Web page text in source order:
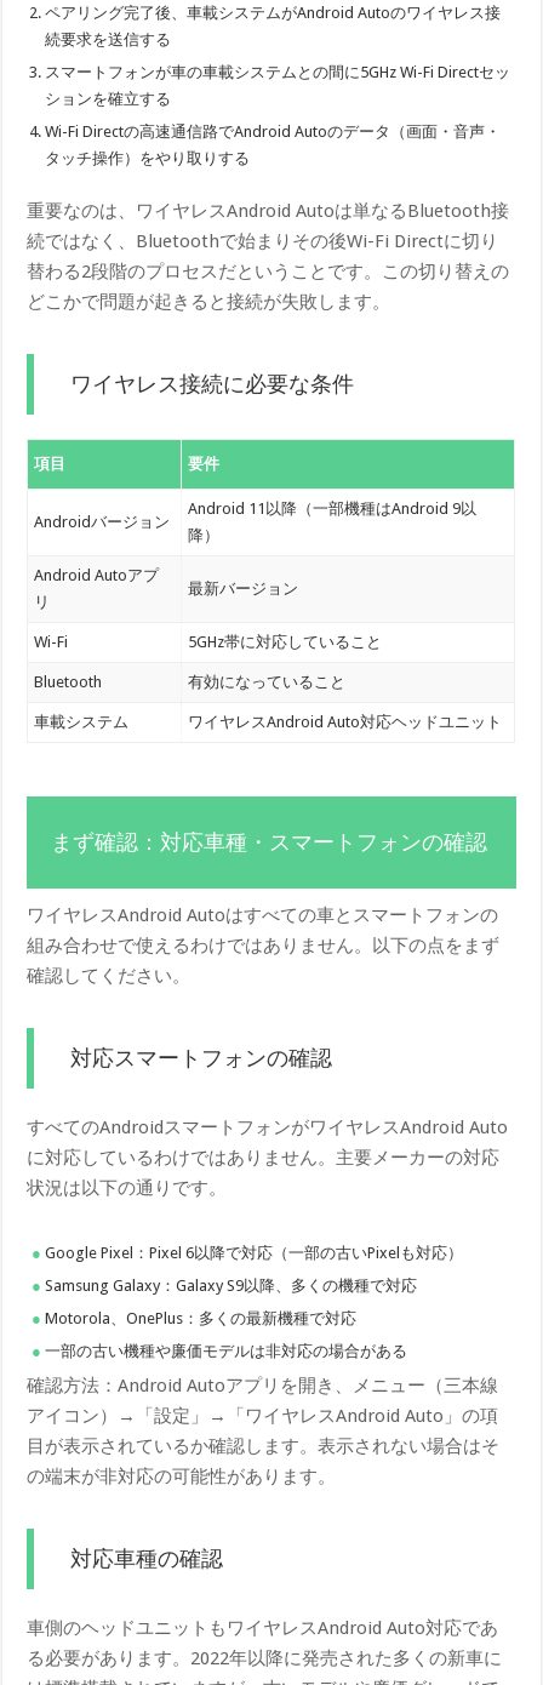
ペアリング完了後、車載システムがAndroid Autoのワイヤレス接
続要求を送信する
スマートフォンが車の車載システムとの間に5GHz Wi-Fi Directセッ
ションを確立する
Wi-Fi Directの高速通信路でAndroid Autoのデータ（画面・音声・
タッチ操作）をやり取りする
重要なのは、ワイヤレスAndroid Autoは単なるBluetooth接
続ではなく、Bluetoothで始まりその後Wi-Fi Directに切り
替わる2段階のプロセスだということです。この切り替えの
どこかで問題が起きると接続が失敗します。
ワイヤレス接続に必要な条件
項目 要件
Androidバージョン
Android 11以降（一部機種はAndroid 9以
降）
Android Autoアプ
リ
最新バージョン
Wi-Fi 5GHz帯に対応していること
Bluetooth 有効になっていること
車載システム ワイヤレスAndroid Auto対応ヘッドユニット
まず確認：対応車種・スマートフォンの確認
ワイヤレスAndroid Autoはすべての車とスマートフォンの
組み合わせで使えるわけではありません。以下の点をまず
確認してください。
対応スマートフォンの確認
すべてのAndroidスマートフォンがワイヤレスAndroid Auto
に対応しているわけではありません。主要メーカーの対応
状況は以下の通りです。
Google Pixel：Pixel 6以降で対応（一部の古いPixelも対応）
Samsung Galaxy：Galaxy S9以降、多くの機種で対応
Motorola、OnePlus：多くの最新機種で対応
一部の古い機種や廉価モデルは非対応の場合がある
確認方法：Android Autoアプリを開き、メニュー（三本線
アイコン）→「設定」→「ワイヤレスAndroid Auto」の項
目が表示されているか確認します。表示されない場合はそ
の端末が非対応の可能性があります。
対応車種の確認
車側のヘッドユニットもワイヤレスAndroid Auto対応であ
る必要があります。2022年以降に発売された多くの新車に